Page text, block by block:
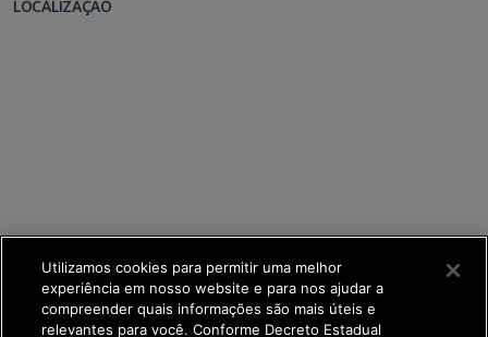
LOCALIZAÇÃO
Utilizamos cookies para permitir uma melhor
experiência em nosso website e para nos ajudar a
compreender quais informações são mais úteis e
relevantes para você. Conforme Decreto Estadual